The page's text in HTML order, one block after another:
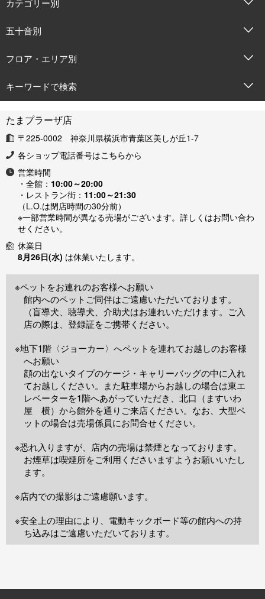
カテゴリー別
五十音別
フロア・エリア別
キーワードで検索
たまプラーザ店
〒225-0002 神奈川県横浜市青葉区美しが丘1-7
各ショップ電話番号はこちらから
営業時間
・全館： 10:00～20:00
・レストラン街： 11:00～21:30
（L.O.は閉店時間の30分前）
※一部営業時間が異なる売場がございます。詳しくはお問い合わ
せください。
休業日
8月26日(水) は休業いたします。
※ペットをお連れのお客様へお願い
館内へのペットご同伴はご遠慮いただいております。
（盲導犬、聴導犬、介助犬はお連れいただけます。ご入
店の際は、登録証をご携帯ください。
※地下1階〈ジョーカー〉へペットを連れてお越しのお客様
へお願い
顔の出ないタイプのケージ・キャリーバッグの中に入れ
てお越しください。また駐車場からお越しの場合は東エ
レベーターを1階へあがっていただき、北口（ますいわ
屋 横）から館外を通りご来店ください。なお、大型ペ
ットの場合は売場係員にお問合せください。
※恐れ入りますが、店内の売場は禁煙となっております。
お煙草は喫煙所をご利用くださいますようお願いいたし
ます。
※店内での撮影はご遠慮願います。
※安全上の理由により、電動キックボード等の館内への持
ち込みはご遠慮いただいております。